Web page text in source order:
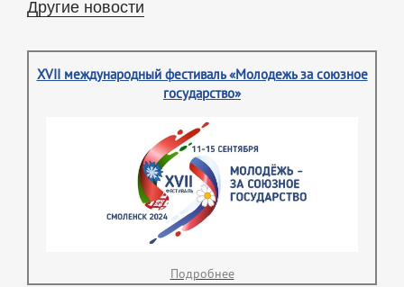
Другие новости
XVII международный фестиваль «Молодежь за союзное
государство»
Подробнее